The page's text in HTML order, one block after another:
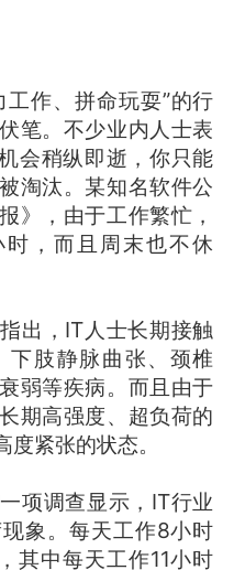
作、拼命玩耍”的行
笔。不少业内人士表
会稍纵即逝，你只能
淘汰。某知名软件公
》，由于工作繁忙，
，而且周末也不休
，IT人士长期接触
下肢静脉曲张、颈椎
弱等疾病。而且由于
期高强度、超负荷的
紧张的状态。
一项调查显示，IT行业
象。每天工作8小时
其中每天工作11小时